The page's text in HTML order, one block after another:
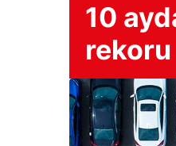
10
rekoru